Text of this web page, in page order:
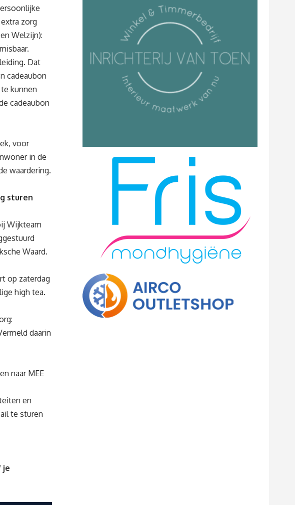
zorg
Welzijn):
Dat
cadeaubon
kunnen
cadeaubon
voor
in de
waardering.
sturen
Wijkteam
Waard.
op zaterdag
high tea.
daarin
naar MEE
en
te sturen
je